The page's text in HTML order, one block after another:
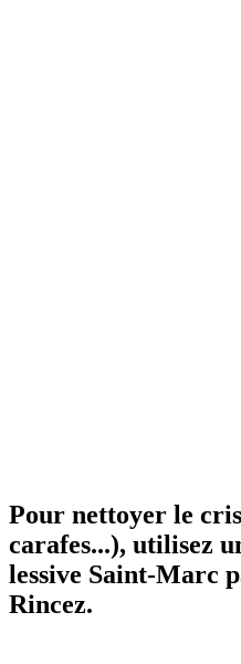
Pour nettoyer le
carafes...), utilisez
lessive Saint-Marc
Rincez.